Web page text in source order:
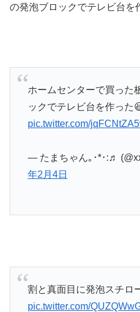
の発泡ブロックでテレビ台を
ホームセンターで買った
ックでテレビ台を作った
pic.twitter.com/
— たまちゃん｡･*･:♬
年2月4日
割と真面目に発泡スチロ
pic.twitter.com/